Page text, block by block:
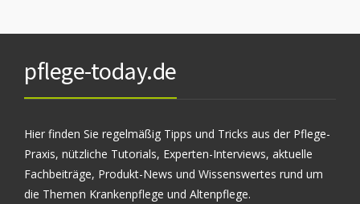
pflege-today.de
Hier finden Sie regelmäßig Tipps und Tricks aus der Pflege-
Praxis, nützliche Tutorials, Experten-Interviews, aktuelle
Fachbeiträge, Produkt-News und Wissenswertes rund um
die Themen Krankenpflege und Altenpflege.